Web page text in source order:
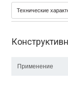
Технические
Применение